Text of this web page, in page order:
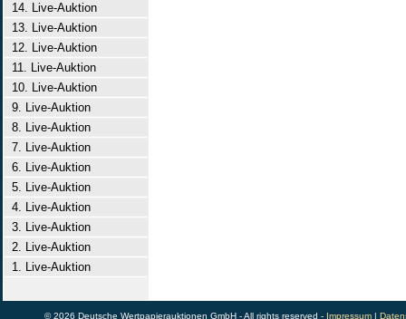
14. Live-Auktion
13. Live-Auktion
12. Live-Auktion
11. Live-Auktion
10. Live-Auktion
9. Live-Auktion
8. Live-Auktion
7. Live-Auktion
6. Live-Auktion
5. Live-Auktion
4. Live-Auktion
3. Live-Auktion
2. Live-Auktion
1. Live-Auktion
© 2026 Deutsche Wertpapierauktionen GmbH - All rights reserved - Impressum|